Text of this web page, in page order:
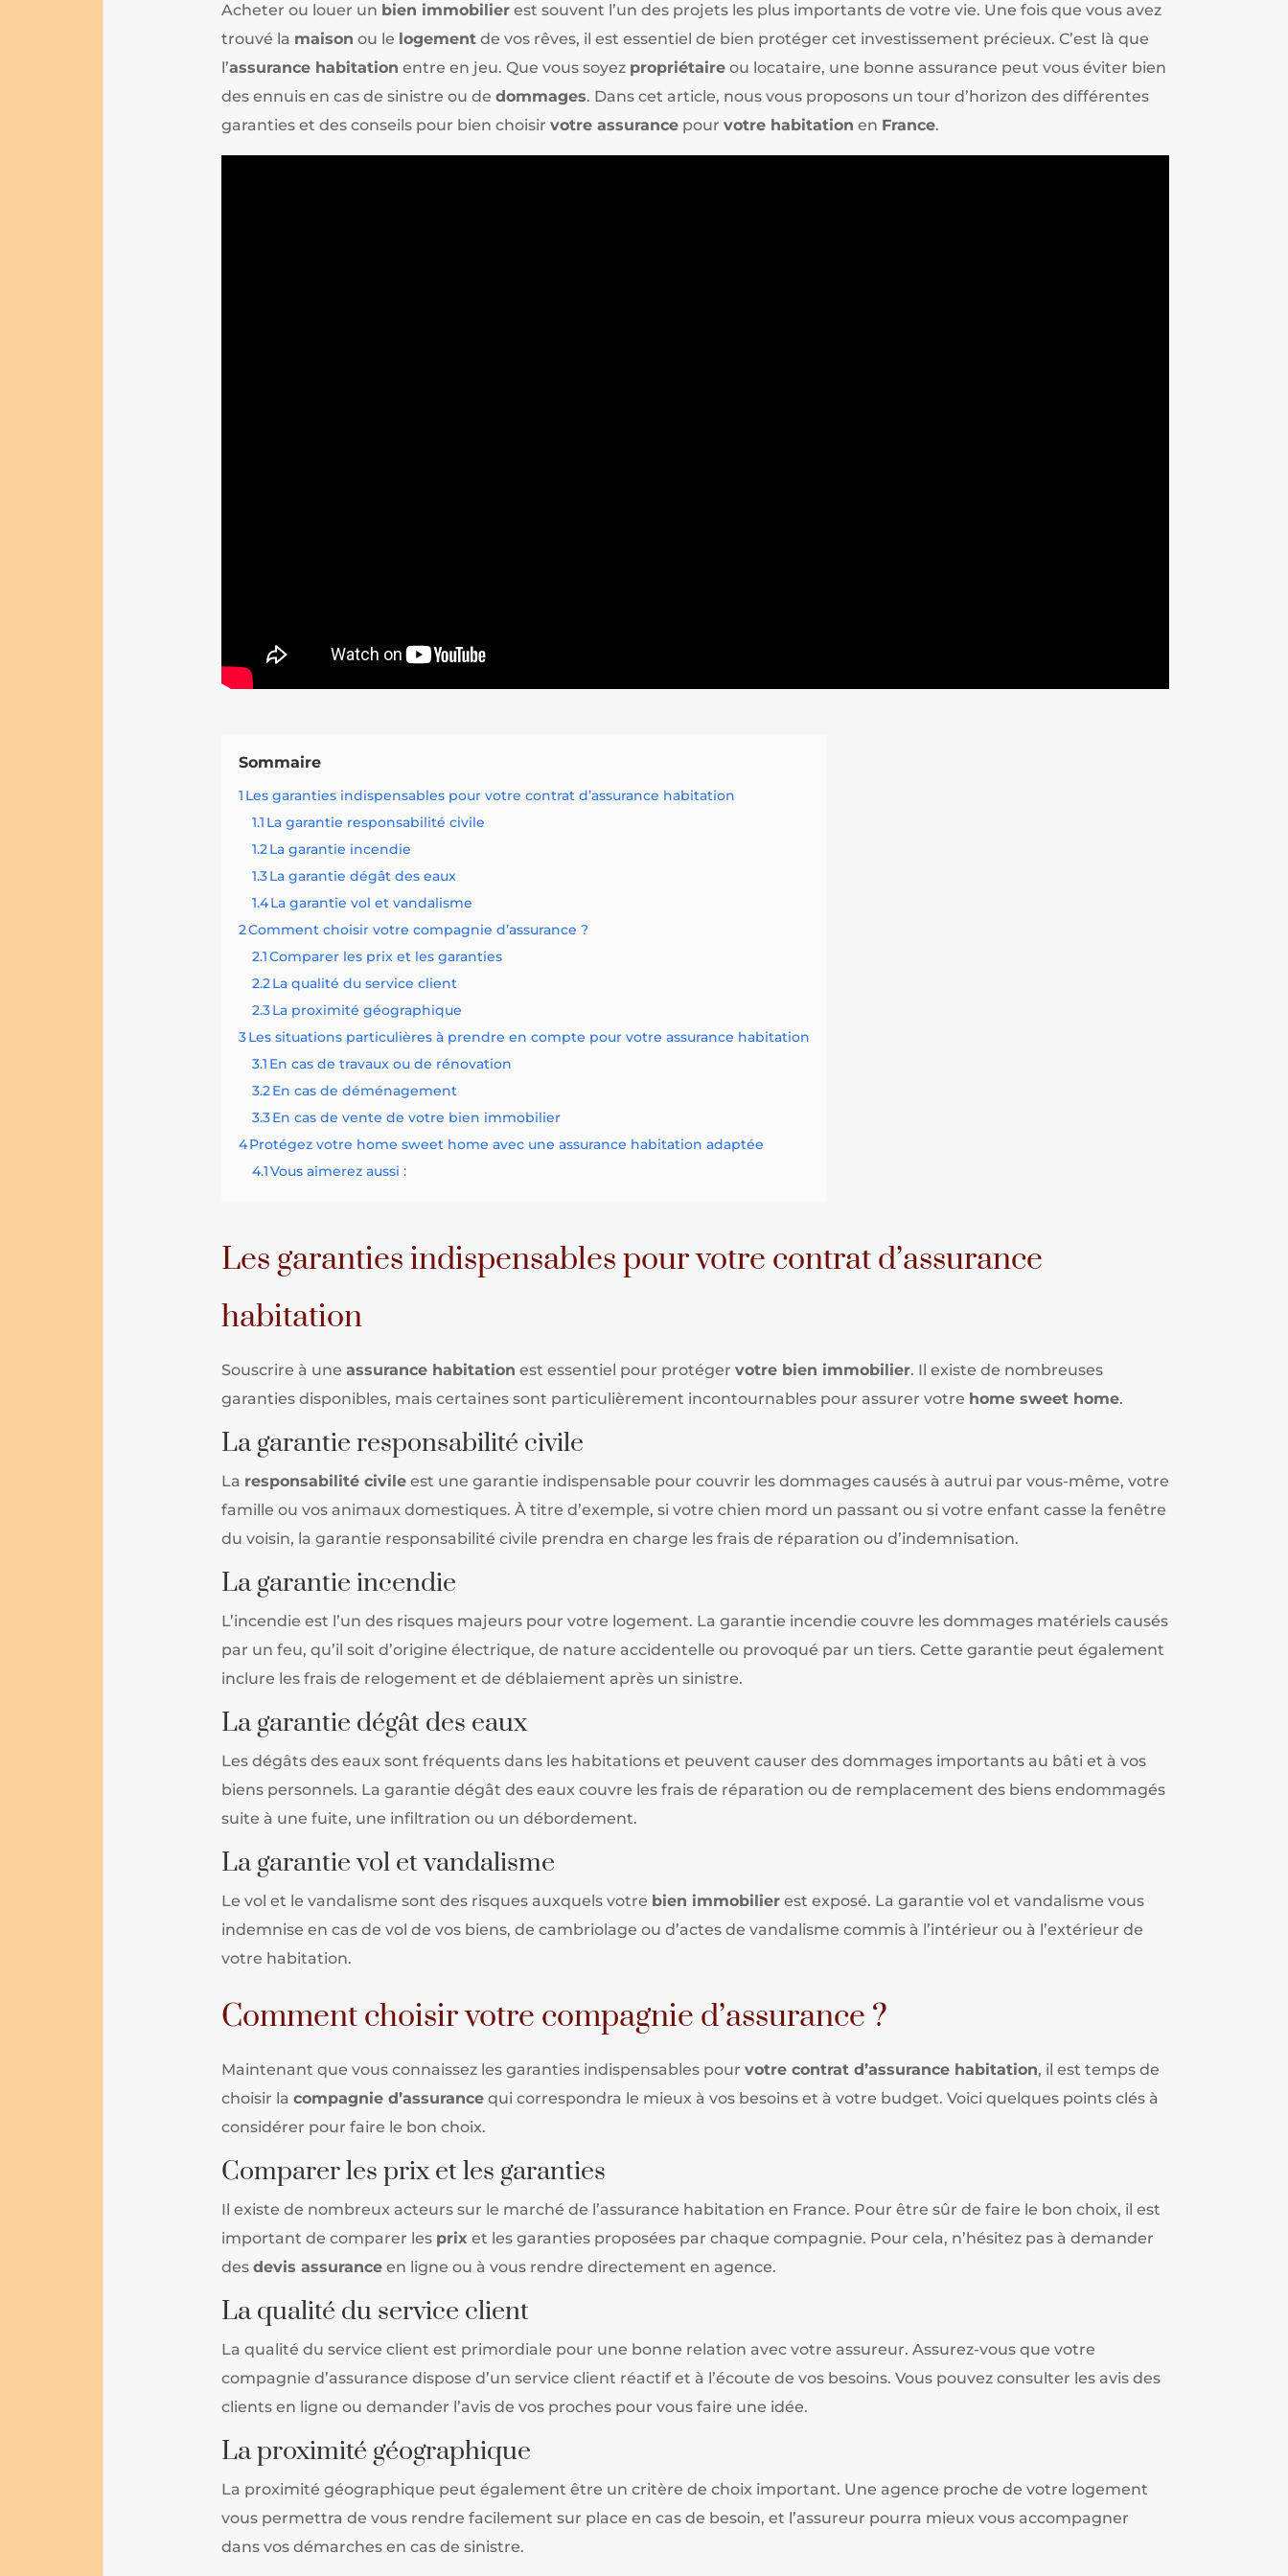
Acheter ou louer un bien immobilier est souvent l’un des projets les plus importants de votre vie. Une fois que vous avez
trouvé la maison ou le logement de vos rêves, il est essentiel de bien protéger cet investissement précieux. C’est là que
l’assurance habitation entre en jeu. Que vous soyez propriétaire ou locataire, une bonne assurance peut vous éviter bien
des ennuis en cas de sinistre ou dedommages. Dans cet article, nous vous proposons un tour d’horizon des différentes
garanties et des conseils pour bien choisirvotre assurance pourvotre habitation en France.
Sommaire
1 Les garanties indispensables pour votre contrat d’assurance habitation
1.1 La garantie responsabilité civile
1.2La garantie incendie
1.3La garantie dégât des eaux
1.4La garantie vol et vandalisme
2Comment choisir votre compagnie d’assurance ?
2.1Comparer les prix et les garanties
2.2La qualité du service client
2.3La proximité géographique
3Les situations particulières à prendre en compte pour votre assurance habitation
3.1 En cas de travaux ou de rénovation
3.2En cas de déménagement
3.3En cas de vente de votre bien immobilier
4Protégez votre home sweet home avec une assurance habitation adaptée
4.1Vous aimerez aussi :
Les garanties indispensables pour votre contrat d’assurance
habitation
Souscrire à uneassurance habitation est essentiel pour protégervotre bien immobilier. Il existe de nombreuses
garanties disponibles, mais certaines sont particulièrement incontournables pour assurer votre home sweet home.
La garantie responsabilité civile
La responsabilité civile est une garantie indispensable pour couvrir les dommages causés à autrui par vous-même, votre
famille ou vos animaux domestiques. À titre d’exemple, si votre chien mord un passant ou si votre enfant casse la fenêtre
du voisin, la garantie responsabilité civile prendra en charge les frais de réparation ou d’indemnisation.
La garantie incendie
L’incendie est l’un des risques majeurs pour votre logement. La garantie incendie couvre les dommages matériels causés
par un feu, qu’il soit d’origine électrique, de nature accidentelle ou provoqué par un tiers. Cette garantie peut également
inclure les frais de relogement et de déblaiement après un sinistre.
La garantie dégât des eaux
Les dégâts des eaux sont fréquents dans les habitations et peuvent causer des dommages importants au bâti et à vos
biens personnels. La garantie dégât des eaux couvre les frais de réparation ou de remplacement des biens endommagés
suite à une fuite, une infiltration ou un débordement.
La garantie vol et vandalisme
Le vol et le vandalisme sont des risques auxquels votre bien immobilier est exposé. La garantie vol et vandalisme vous
indemnise en cas de vol de vos biens, de cambriolage ou d’actes de vandalisme commis à l’intérieur ou à l’extérieur de
votre habitation.
Comment choisir votre compagnie d’assurance ?
Maintenant que vous connaissez les garanties indispensables pourvotre contrat d’assurance habitation, il est temps de
choisir lacompagnie d’assurance qui correspondra le mieux à vos besoins et à votre budget. Voici quelques points clés à
considérer pour faire le bon choix.
Comparer les prix et les garanties
Il existe de nombreux acteurs sur le marché de l’assurance habitation en France. Pour être sûr de faire le bon choix, il est
important de comparer les prix et les garanties proposées par chaque compagnie. Pour cela, n’hésitez pas à demander
desdevis assurance en ligne ou à vous rendre directement en agence.
La qualité du service client
La qualité du service client est primordiale pour une bonne relation avec votre assureur. Assurez-vous que votre
compagnie d’assurance dispose d’un service client réactif et à l’écoute de vos besoins. Vous pouvez consulter les avis des
clients en ligne ou demander l’avis de vos proches pour vous faire une idée.
La proximité géographique
La proximité géographique peut également être un critère de choix important. Une agence proche de votre logement
vous permettra de vous rendre facilement sur place en cas de besoin, et l’assureur pourra mieux vous accompagner
dans vos démarches en cas de sinistre.